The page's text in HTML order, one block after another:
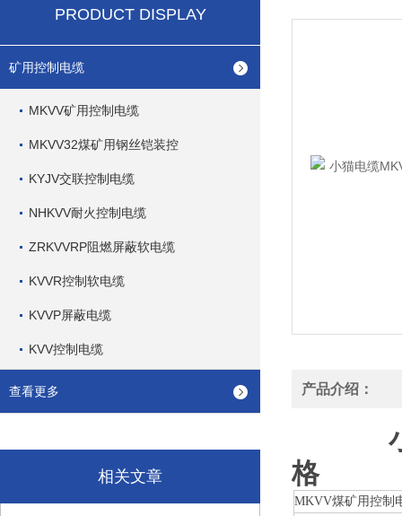
PRODUCT DISPLAY
矿用控制电缆
MKVV矿用控制电缆
MKVV32煤矿用钢丝铠装控
KYJV交联控制电缆
NHKVV耐火控制电缆
ZRKVVRP阻燃屏蔽软电缆
KVVR控制软电缆
KVVP屏蔽电缆
KVV控制电缆
查看更多
相关文章
产品介绍：
格
MKVV煤矿用控制